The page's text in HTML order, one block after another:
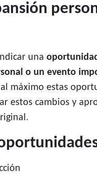
una
o un evento
máximo estas
estos cambios y